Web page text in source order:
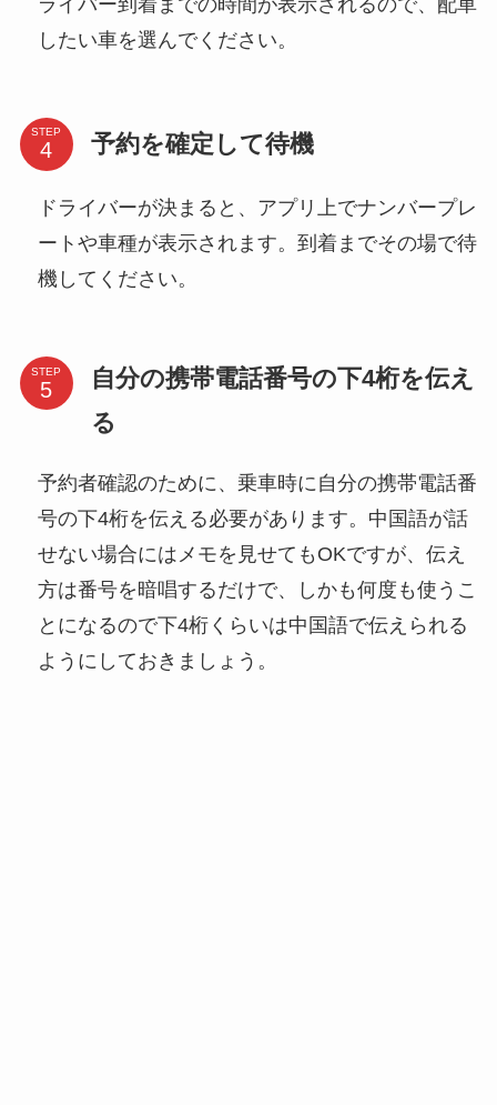
したい車を選んでください。
STEP 予約を確定して待機
ドライバーが決まると、アプリ上でナンバープレ
ートや車種が表示されます。到着までその場で待
機してください。
STEP
自分の携帯電話番号の下4桁を伝え
る
予約者確認のために、乗車時に自分の携帯電話番
号の下4桁を伝える必要があります。中国語が話
せない場合にはメモを見せてもOKですが、伝え
方は番号を暗唱するだけで、しかも何度も使うこ
とになるので下4桁くらいは中国語で伝えられる
ようにしておきましょう。